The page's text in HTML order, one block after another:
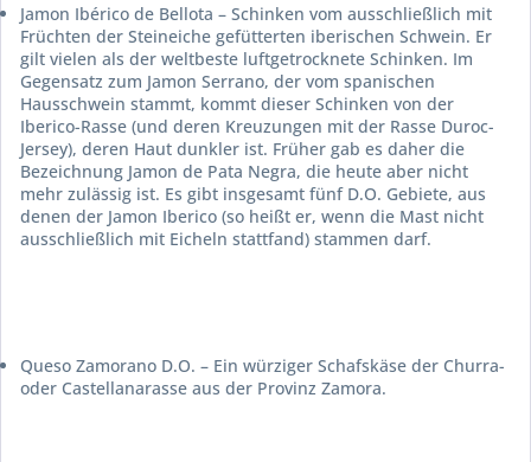
Jamon Ibérico de Bellota – Schinken vom ausschließlich mit
Früchten der Steineiche gefütterten iberischen Schwein. Er
gilt vielen als der weltbeste luftgetrocknete Schinken. Im
Gegensatz zum Jamon Serrano, der vom spanischen
Hausschwein stammt, kommt dieser Schinken von der
Iberico-Rasse (und deren Kreuzungen mit der Rasse Duroc-
Jersey), deren Haut dunkler ist. Früher gab es daher die
Bezeichnung Jamon de Pata Negra, die heute aber nicht
mehr zulässig ist. Es gibt insgesamt fünf D.O. Gebiete, aus
denen der Jamon Iberico (so heißt er, wenn die Mast nicht
ausschließlich mit Eicheln stattfand) stammen darf.
Queso Zamorano D.O. – Ein würziger Schafskäse der Churra-
oder Castellanarasse aus der Provinz Zamora.